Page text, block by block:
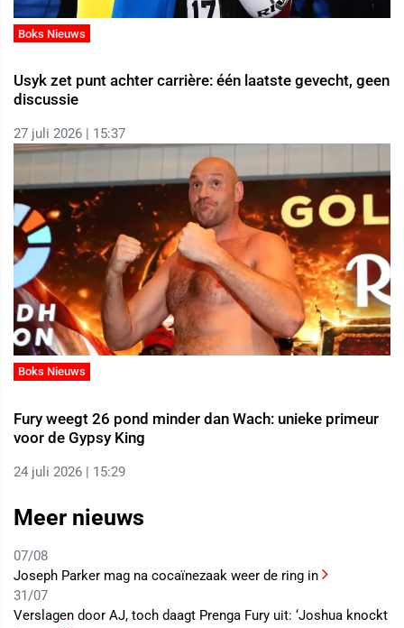
Boks Nieuws
Usyk zet punt achter carrière: één laatste gevecht, geen
discussie
27 juli 2026 | 15:37
Boks Nieuws
Fury weegt 26 pond minder dan Wach: unieke primeur
voor de Gypsy King
24 juli 2026 | 15:29
Meer nieuws
07/08
Joseph Parker mag na cocaïnezaak weer de ring in
31/07
Verslagen door AJ, toch daagt Prenga Fury uit: ‘Joshua knockt